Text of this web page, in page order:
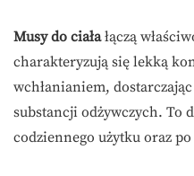
Musy do ciałałączą
charakteryzują się lekką
wchłanianiem,
substancji odżywczych. To
codziennego użytku oraz